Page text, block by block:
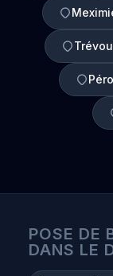
POSE DE
DANS LE